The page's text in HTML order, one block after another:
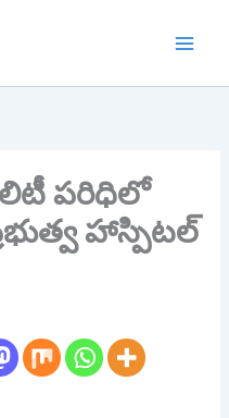
పరిధిలో
హాస్పిటల్